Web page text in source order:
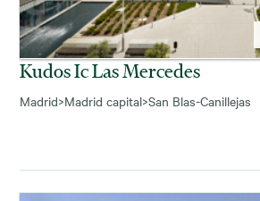
Kudos Ic Las Mercedes
Madrid>Madrid capital>San Blas-Canillejas